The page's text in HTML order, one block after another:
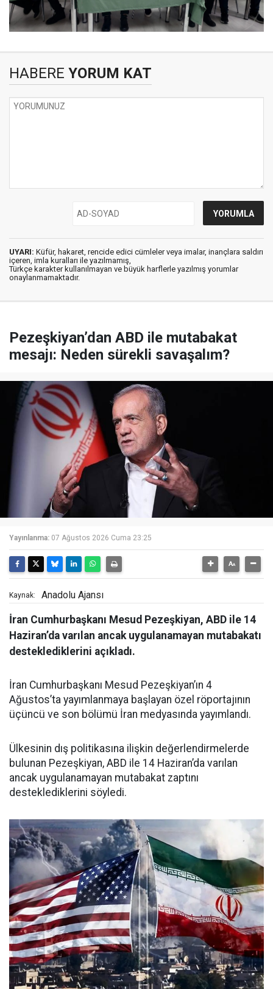
HABERE YORUM KAT
UYARI: Küfür, hakaret, rencide edici cümleler veya imalar, inançlara saldırı
içeren, imla kuralları ile yazılmamış,
Türkçe karakter kullanılmayan ve büyük harflerle yazılmış yorumlar
onaylanmamaktadır.
Pezeşkiyan’dan ABD ile mutabakat
mesajı: Neden sürekli savaşalım?
Yayınlanma: 07 Ağustos 2026 Cuma 23:25
Kaynak: Anadolu Ajansı
İran Cumhurbaşkanı Mesud Pezeşkiyan, ABD ile 14
Haziran’da varılan ancak uygulanamayan mutabakatı
desteklediklerini açıkladı.
İran Cumhurbaşkanı Mesud Pezeşkiyan’ın 4
Ağustos’ta yayımlanmaya başlayan özel röportajının
üçüncü ve son bölümü İran medyasında yayımlandı.
Ülkesinin dış politikasına ilişkin değerlendirmelerde
bulunan Pezeşkiyan, ABD ile 14 Haziran’da varılan
ancak uygulanamayan mutabakat zaptını
desteklediklerini söyledi.